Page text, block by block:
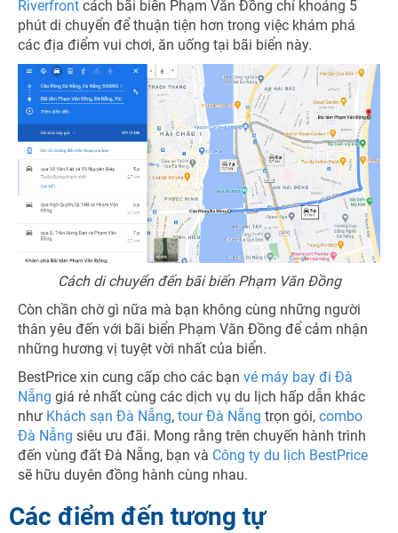
Riverfront cách bãi biển Phạm Văn Đồng chỉ khoảng 5
phút di chuyển để thuận tiện hơn trong việc khám phá
các địa điểm vui chơi, ăn uống tại bãi biển này.
Cách di chuyển đến bãi biển Phạm Văn Đồng
Còn chần chờ gì nữa mà bạn không cùng những người
thân yêu đến với bãi biển Phạm Văn Đồng để cảm nhận
những hương vị tuyệt vời nhất của biển.
BestPrice xin cung cấp cho các bạn vé máy bay đi Đà
Nẵng giá rẻ nhất cùng các dịch vụ du lịch hấp dẫn khác
như Khách sạn Đà Nẵng, tour Đà Nẵng trọn gói, combo
Đà Nẵng siêu ưu đãi. Mong rằng trên chuyến hành trình
đến vùng đất Đà Nẵng, bạn và Công ty du lịch BestPrice
sẽ hữu duyên đồng hành cùng nhau.
Các điểm đến tương tự